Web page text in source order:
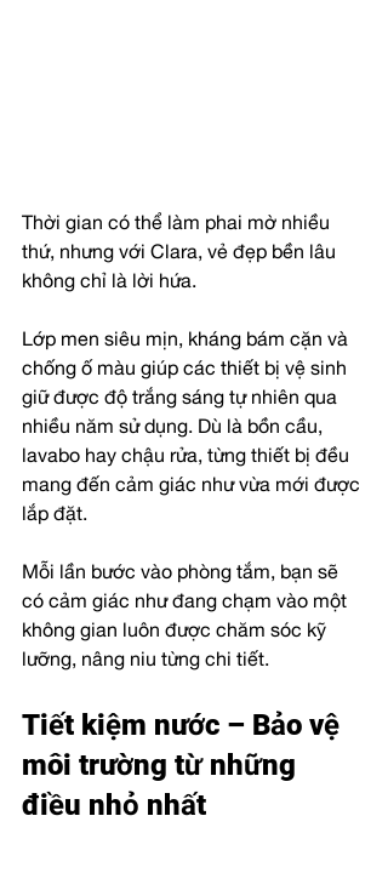
Thời gian có thể làm phai mờ nhiều
thứ, nhưng với Clara, vẻ đẹp bền lâu
không chỉ là lời hứa.
Lớp men siêu mịn, kháng bám cặn và
chống ố màu giúp các thiết bị vệ sinh
giữ được độ trắng sáng tự nhiên qua
nhiều năm sử dụng. Dù là bồn cầu,
lavabo hay chậu rửa, từng thiết bị đều
mang đến cảm giác như vừa mới được
lắp đặt.
Mỗi lần bước vào phòng tắm, bạn sẽ
có cảm giác như đang chạm vào một
không gian luôn được chăm sóc kỹ
lưỡng, nâng niu từng chi tiết.
Tiết kiệm nước – Bảo vệ
môi trường từ những
điều nhỏ nhất